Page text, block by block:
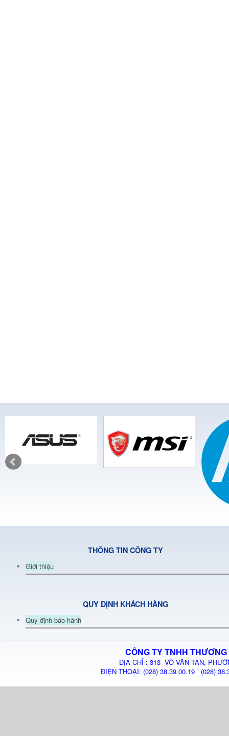
THÔNG TIN CÔNG TY
Giới thiệu
QUY ĐỊNH KHÁCH HÀNG
Quy định bảo hành
CÔNG TY TNHH
ĐỊA CHỈ : 313 VÕ VĂN TẦN,
ĐIỆN THOẠI: (028) 38.39.00.19 (028)